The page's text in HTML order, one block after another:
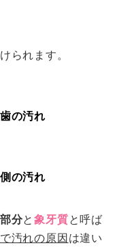
られます。
の汚れ
の汚れ
分と象牙質と呼ば
汚れの原因 は違い